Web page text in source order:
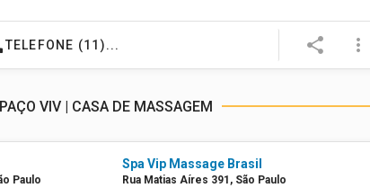
TELEFONE (11)... share more_vert
VIV | CASA DE MASSAGEM
Paulo
Spa Vip Massage Brasil
Rua Matias Aíres 391, São Paulo